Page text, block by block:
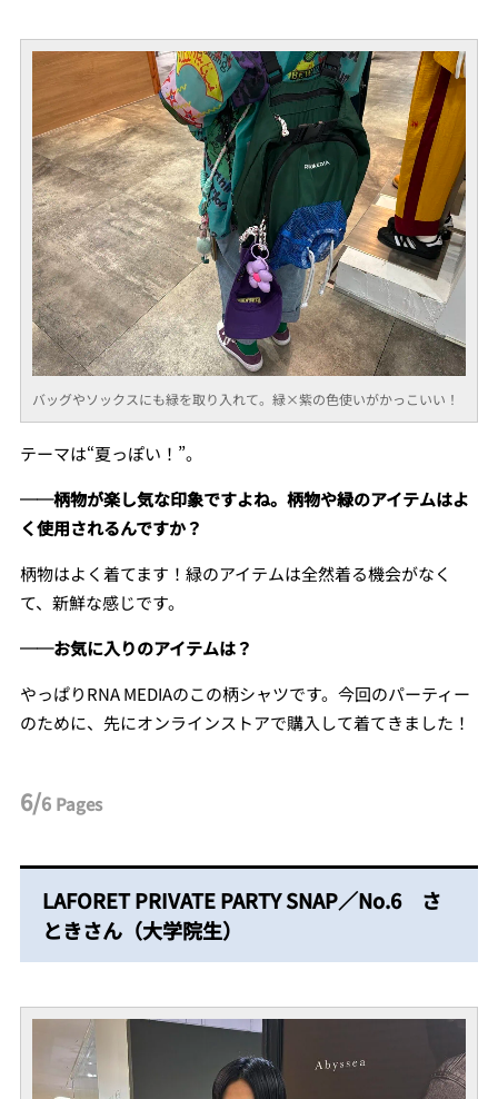
バッグやソックスにも緑を取り入れて。緑×紫の色使いがかっこいい！
テーマは“夏っぽい！”。
──柄物が楽し気な印象ですよね。柄物や緑のアイテムはよ
く使用されるんですか？
柄物はよく着てます！緑のアイテムは全然着る機会がなく
て、新鮮な感じです。
──お気に入りのアイテムは？
やっぱりRNA MEDIAのこの柄シャツです。今回のパーティー
のために、先にオンラインストアで購入して着てきました！
6/6 Pages
LAFORET PRIVATE PARTY SNAP／No.6 さ
ときさん（大学院生）